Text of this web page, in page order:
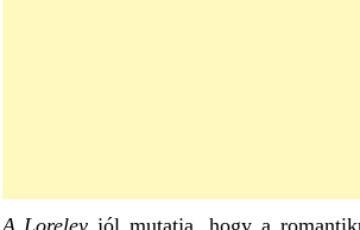
A Loreley jól mutatja, hogy a